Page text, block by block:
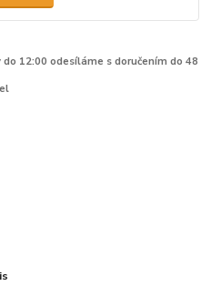
do 12:00 odesíláme s doručením do 48